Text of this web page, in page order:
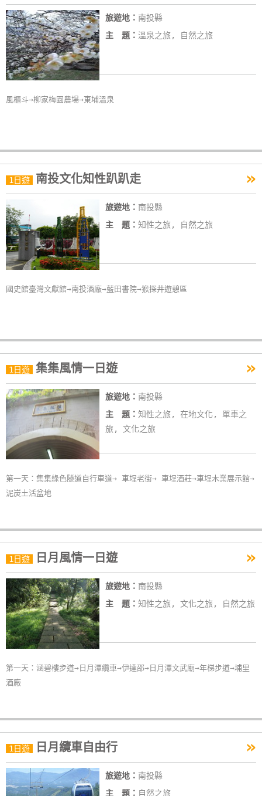
旅遊地： 南投縣
主 題： 溫泉之旅, 自然之旅
風櫃斗→柳家梅園農場→東埔溫泉
1日遊 南投文化知性趴趴走 »
旅遊地： 南投縣
主 題： 知性之旅, 自然之旅
國史館臺灣文獻館→南投酒廠→藍田書院→猴探井遊憩區
1日遊 集集風情一日遊 »
旅遊地： 南投縣
主 題： 知性之旅, 在地文化, 單車之
旅, 文化之旅
第一天：集集綠色隧道自行車道→ 車埕老街→ 車埕酒莊→車埕木業展示館→
泥炭土活盆地
1日遊 日月風情一日遊 »
旅遊地： 南投縣
主 題： 知性之旅, 文化之旅, 自然之旅
第一天：涵碧樓步道→日月潭纜車→伊達邵→日月潭文武廟→年梯步道→埔里
酒廠
1日遊 日月纜車自由行 »
旅遊地： 南投縣
主 題： 自然之旅